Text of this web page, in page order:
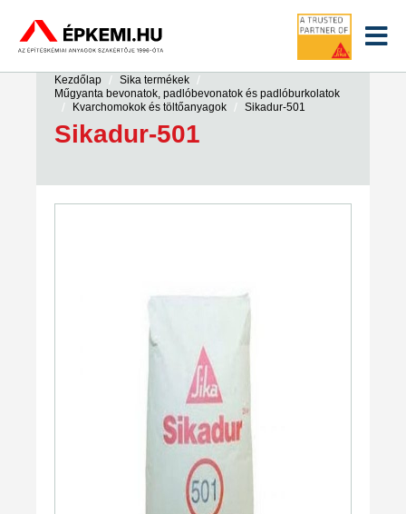
Kezdőlap / Sika termékek /
Műgyanta bevonatok, padlóbevonatok és padlóburkolatok
/ Kvarchomokok és töltőanyagok / Sikadur-501
Sikadur-501